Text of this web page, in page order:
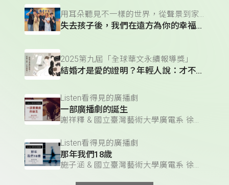
失去孩子後，我們在遠方為你的幸福祈禱！
2025第九屆「全球華文永續報導獎」
結婚才是愛的證明？年輕人說：才不是呢！
Listen看得見的廣播劇
一部廣播劇的誕生
謝祥釋 & 國立臺灣藝術大學廣電系 徐進輝老師 & 施子涵 & 楊子萱
Listen看得見的廣播劇
那年我們18歲
施子涵 & 國立臺灣藝術大學廣電系 徐進輝老師 & 謝祥釋 & 楊子萱